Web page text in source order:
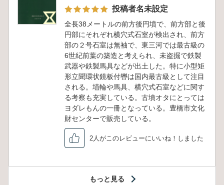
投稿者名未設定
全長38メートルの前方後円墳で、前方部と後
円部にそれぞれ横穴式石室が検出され、前方
部の２号石室は無袖で、東三河では最古級の
6世紀前葉の築造と考えられ、未盗掘で鉄製
武器や鉄製馬具などが出土した。特に小型矩
形立聞環状鏡板付轡は国内最古級として注目
される。埴輪や馬具、横穴式石室などに関す
る考察も充実している。古墳オタにとっては
ヨダレもんの一冊となっている。豊橋市文化
財センターで販売している。
2人がこのレビューにいいね！しました
もっと見る